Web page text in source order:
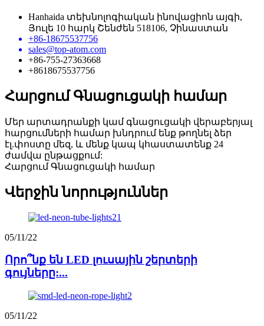
Hanhaida տեխնոլոգիական ինովացիոն այգի,
Յուլե 10 հարկ Շենժեն 518106, Չինաստան
+86-18675537756
sales@top-atom.com
+86-755-27363668
+8618675537756
Հարցում Գնացուցակի համար
Մեր արտադրանքի կամ գնացուցակի վերաբերյալ
հարցումների համար խնդրում ենք թողնել ձեր
էլ.փոստը մեզ, և մենք կապ կհաստատենք 24
ժամվա ընթացքում:
Հարցում Գնացուցակի համար
Վերջին նորություններ
05/11/22
Որո՞նք են LED լուսային շերտերի
գույները:...
05/11/22